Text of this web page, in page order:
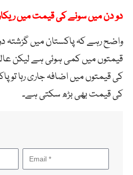
دو دن میں سونے کی قیمت میں
واضح رہے کہ پاکستان میں گزشتہ
قیمتوں میں کمی ہوئی ہے لیکن
کی قیمتوں میں اضافہ جاری رہا تو
کی قیمت بھی بڑھ سکتی ہے۔